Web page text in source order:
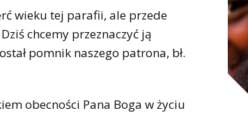
wieku tej parafii, ale przede
chcemy przeznaczyć ją
pomnik naszego patrona, bł.
obecności Pana Boga w życiu